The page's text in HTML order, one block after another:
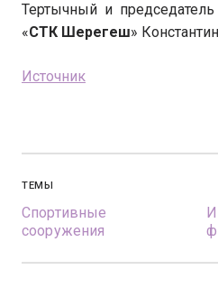
Тертычный и
«СТК Шерегеш»
Источник
ТЕМЫ
Спортивные
сооружения